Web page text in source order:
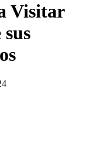
Visitar